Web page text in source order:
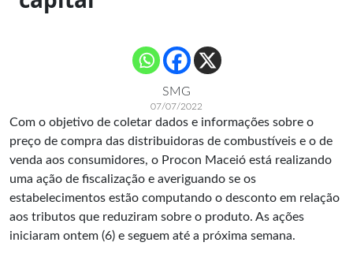
SMG
07/07/2022
Com o objetivo de coletar dados e informações sobre o
preço de compra das distribuidoras de combustíveis e o de
venda aos consumidores, o Procon Maceió está realizando
uma ação de fiscalização e averiguando se os
estabelecimentos estão computando o desconto em relação
aos tributos que reduziram sobre o produto. As ações
iniciaram ontem (6) e seguem até a próxima semana.